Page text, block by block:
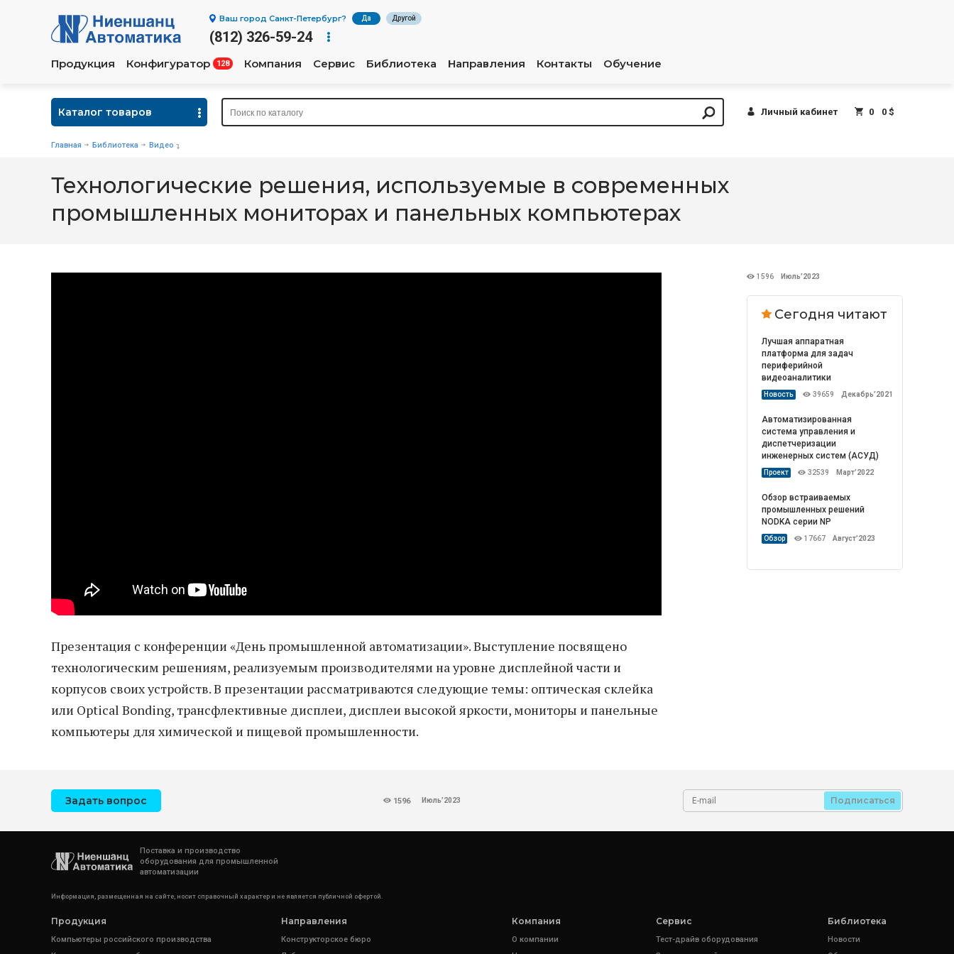
Ваш город Санкт-Петербург? Да Другой
(812) 326-59-24
Продукция Конфигуратор 128 Компания Сервис Библиотека Направления Контакты Обучение
Каталог товаров Личный кабинет 0 0 $
Главная Библиотека Видео
Технологические решения, используемые в современных
промышленных мониторах и панельных компьютерах
Презентация с конференции «День промышленной автоматизации». Выступление посвящено
технологическим решениям, реализуемым производителями на уровне дисплейной части и
корпусов своих устройств. В презентации рассматриваются следующие темы: оптическая склейка
или Optical Bonding, трансфлективные дисплеи, дисплеи высокой яркости, мониторы и панельные
компьютеры для химической и пищевой промышленности.
1596 Июль’2023
Сегодня читают
Лучшая аппаратная
платформа для задач
периферийной
видеоаналитики
Новость 39659 Декабрь’2021
Автоматизированная
система управления и
диспетчеризации
инженерных систем (АСУД)
Проект 32539 Март’2022
Обзор встраиваемых
промышленных решений
NODKA серии NP
Обзор 17667 Август’2023
Задать вопрос 1596 Июль’2023 Подписаться
Поставка и производство
оборудования для промышленной
автоматизации
Информация, размещенная на сайте, носит справочный характер и не является публичной офертой.
Продукция
Компьютеры российского производства
Направления
Конструкторское бюро
Компания
О компании
Сервис
Тест-драйв оборудования
Библиотека
Новости